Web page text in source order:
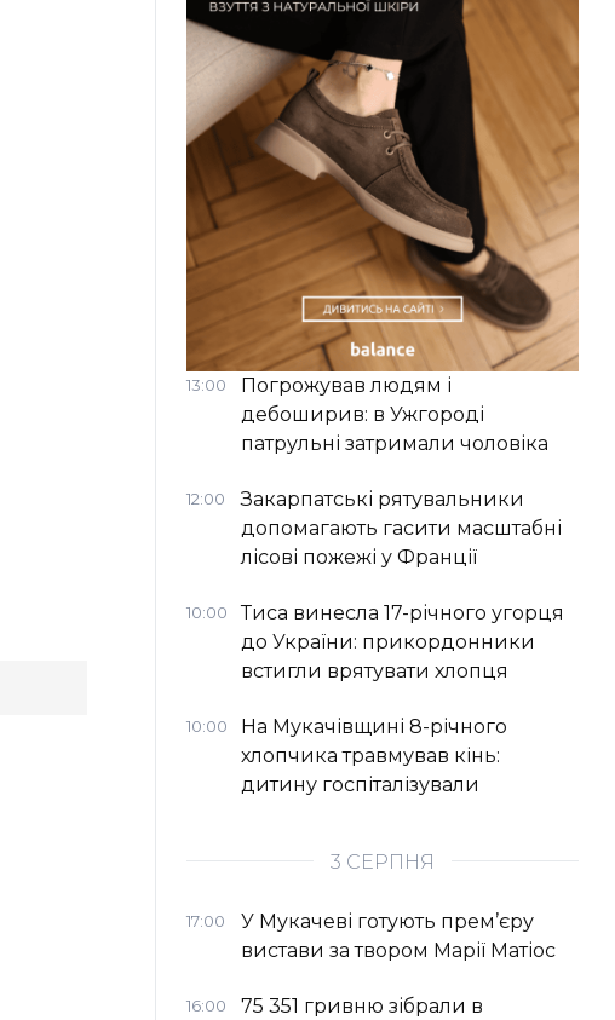
13:00
Погрожував людям і
дебоширив: в Ужгороді
патрульні затримали чоловіка
12:00
Закарпатські рятувальники
допомагають гасити масштабні
лісові пожежі у Франції
10:00
Тиса винесла 17-річного угорця
до України: прикордонники
встигли врятувати хлопця
10:00
На Мукачівщині 8-річного
хлопчика травмував кінь:
дитину госпіталізували
3 СЕРПНЯ
17:00
У Мукачеві готують прем’єру
вистави за твором Марії Матіос
16:00
75 351 гривню зібрали в